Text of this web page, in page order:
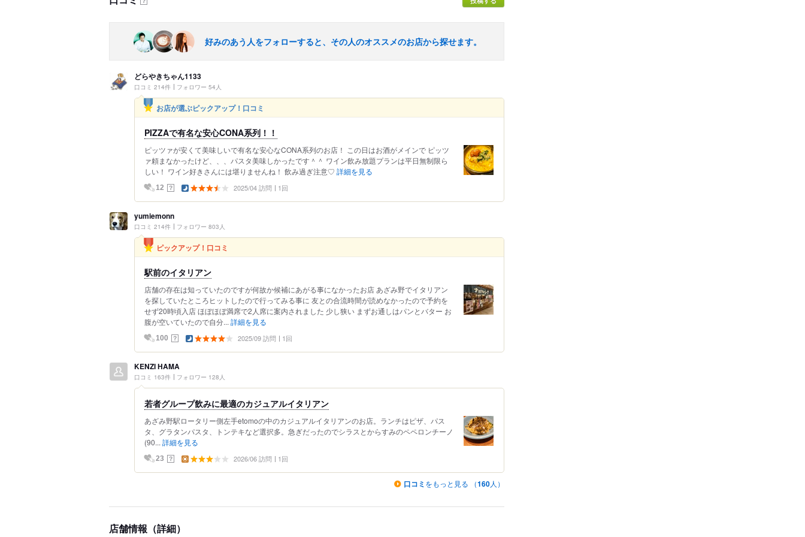
好みのあう人をフォローすると、その人のオススメのお店から探せます。
どらやきちゃん1133
口コミ 214件 フォロワー 54人
お店が選ぶピックアップ！口コミ
PIZZAで有名な安心CONA系列！！
ピッツァが安くて美味しいで有名な安心なCONA系列のお店！ この日はお酒がメインで ピッツ
ァ頼まなかったけど、、、パスタ美味しかったです＾＾ ワイン飲み放題プランは平日無制限ら
しい！ ワイン好きさんには堪りませんね！ 飲み過ぎ注意♡ 詳細を見る
12 ？ 2025/04 訪問 1回
yumiemonn
口コミ 214件 フォロワー 803人
ピックアップ！口コミ
駅前のイタリアン
店舗の存在は知っていたのですが何故か候補にあがる事になかったお店 あざみ野でイタリアン
を探していたところヒットしたので行ってみる事に 友との合流時間が読めなかったので予約を
せず20時頃入店 ほぼほぼ満席で2人席に案内されました 少し狭い まずお通しはパンとバター お
腹が空いていたので自分... 詳細を見る
100 ？ 2025/09 訪問 1回
KENZI HAMA
口コミ 163件 フォロワー 128人
若者グループ飲みに最適のカジュアルイタリアン
あざみ野駅ロータリー側左手etomoの中のカジュアルイタリアンのお店。ランチはピザ、パス
タ、グラタンパスタ、トンテキなど選択多。急ぎだったのでシラスとからすみのペペロンチーノ
(90... 詳細を見る
23 ？ 2026/06 訪問 1回
口コミ をもっと見る （160人）
店舗情報（詳細）